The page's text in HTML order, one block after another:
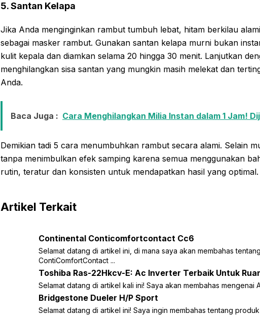
5. Santan Kelapa
Jika Anda menginginkan rambut tumbuh lebat, hitam berkilau
sebagai masker rambut. Gunakan santan kelapa murni bukan
kulit kepala dan diamkan selama 20 hingga 30 menit. Lanjutkan
menghilangkan sisa santan yang mungkin masih melekat dan
Anda.
Baca Juga : Cara Menghilangkan Milia Instan dalam 1 Jam!
Demikian tadi 5 cara menumbuhkan rambut secara alami. Selain
tanpa menimbulkan efek samping karena semua menggunakan
rutin, teratur dan konsisten untuk mendapatkan hasil yang optimal.
Artikel Terkait
Continental Conticomfortcontact Cc6
Selamat datang di artikel ini, di mana saya akan membahas
ContiComfortContact ...
Toshiba Ras-22Hkcv-E: Ac Inverter Terbaik Untuk
Selamat datang di artikel kali ini! Saya akan membahas mengenai
Bridgestone Dueler H/P Sport
Selamat datang di artikel ini! Saya ingin membahas tentang